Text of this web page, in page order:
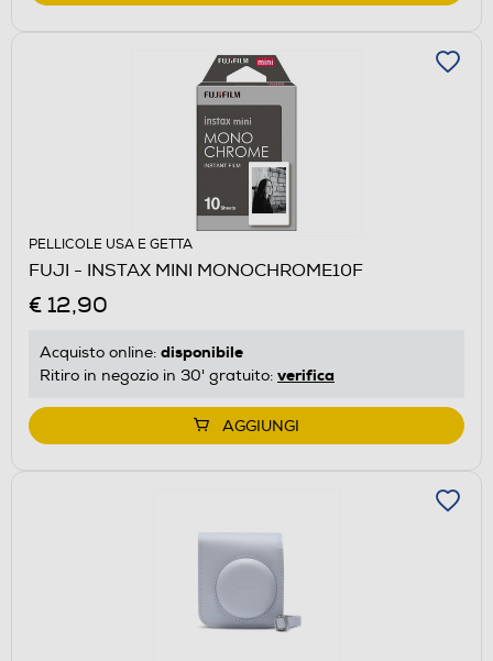
PELLICOLE USA E GETTA
FUJI - INSTAX MINI MONOCHROME10F
€ 12,90
Acquisto online: disponibile
Ritiro in negozio in 30' gratuito: verifica
AGGIUNGI